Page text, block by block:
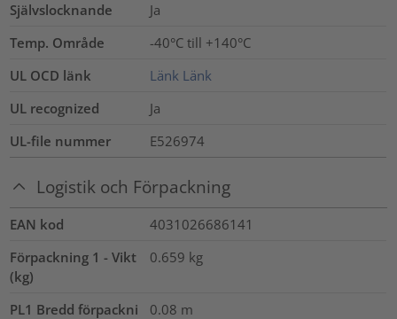
Självslocknande
Ja
Temp. Område
-40°C till +140°C
UL OCD länk
Länk Länk
UL recognized
Ja
UL-file nummer
E526974
Logistik och Förpackning
EAN kod
4031026686141
Förpackning 1 - Vikt
(kg)
0.659 kg
PL1 Bredd förpackni 0.08 m